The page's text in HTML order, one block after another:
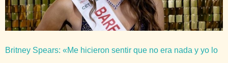
Britney Spears: «Me hicieron sentir que no era nada y yo lo